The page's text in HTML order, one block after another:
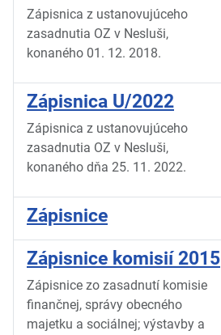
Zápisnica z ustanovujúceho
zasadnutia OZ v Nesluši,
konaného 01. 12. 2018.
Zápisnica U/2022
Zápisnica z ustanovujúceho
zasadnutia OZ v Nesluši,
konaného dňa 25. 11. 2022.
Zápisnice
Zápisnice komisií 2015
Zápisnice zo zasadnutí komisie
finančnej, správy obecného
majetku a sociálnej; výstavby a